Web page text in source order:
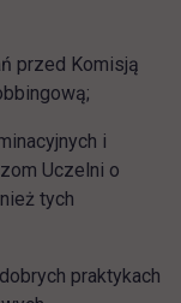
przed Komisją
i
Uczelni o
tych
praktykach